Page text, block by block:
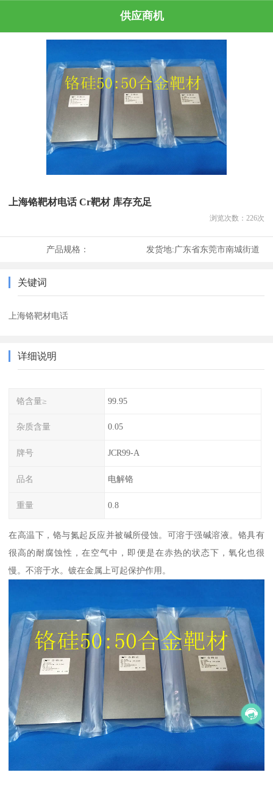
供应商机
上海铬靶材电话 Cr靶材 库存充足
浏览次数： 226次
产品规格： 发货地:广东省东莞市南城街道
关键词
上海铬靶材电话
详细说明
铬含量≥ 99.95
杂质含量 0.05
牌号 JCR99-A
品名 电解铬
重量 0.8
在高温下，铬与氮起反应并被碱所侵蚀。可溶于强碱溶液。铬具有
很高的耐腐蚀性，在空气中，即便是在赤热的状态下，氧化也很
慢。不溶于水。镀在金属上可起保护作用。